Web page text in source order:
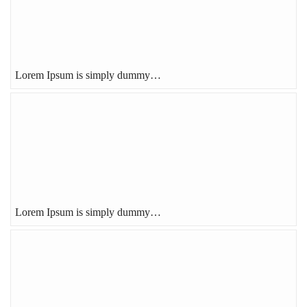
Lorem Ipsum is simply dummy…
Lorem Ipsum is simply dummy…